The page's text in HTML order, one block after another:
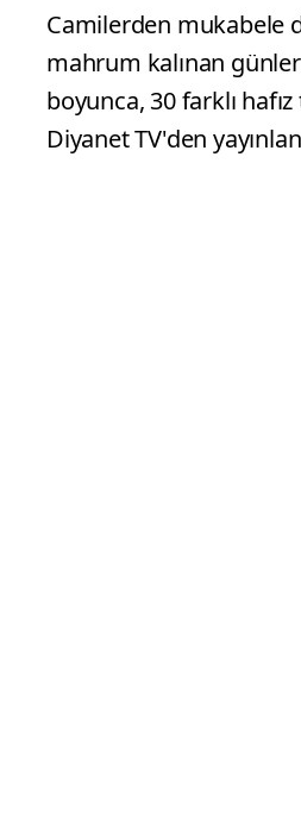
Camilerden mukabele
mahrum kalınan
boyunca, 30 farklı
Diyanet TV'den